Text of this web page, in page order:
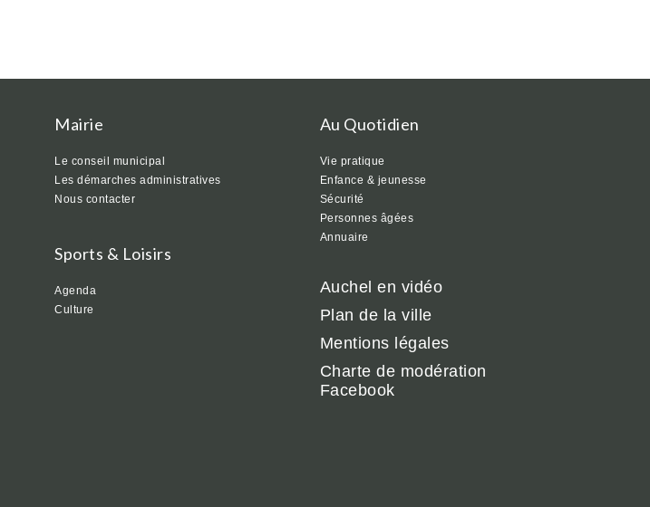
Mairie
Le conseil municipal
Les démarches administratives
Nous contacter
Sports & Loisirs
Agenda
Culture
Au Quotidien
Vie pratique
Enfance & jeunesse
Sécurité
Personnes âgées
Annuaire
Auchel en vidéo
Plan de la ville
Mentions légales
Charte de modération
Facebook